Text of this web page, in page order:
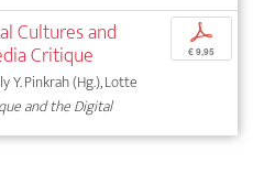
Cultures and
Critique
Y. Pinkrah (Hg.), Lotte
and the Digital
p
€ 9,95